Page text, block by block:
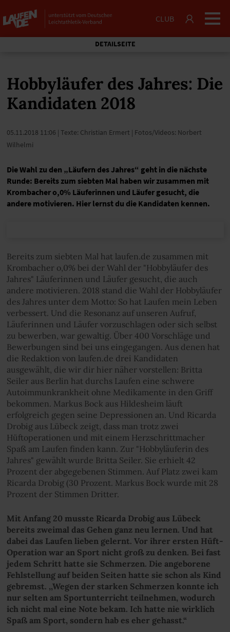
CLUB
DETAILSEITE
Hobbyläufer des Jahres: Die
Kandidaten 2018
05.11.2018 11:06 | Texte: Christian Ermert | Fotos/Videos: Norbert
Wilhelmi
Die Wahl zu den „Läufern des Jahres“ geht in die nächste
Runde: Bereits zum siebten Mal haben wir zusammen mit
Krombacher o,0% Läuferinnen und Läufer gesucht, die
andere motivieren. Hier lernst du die Kandidaten kennen.
Bereits zum siebten Mal hat laufen.de zusammen mit
Krombacher o,0% bei der Wahl der "Hobbyläufer des
Jahres" Läuferinnen und Läufer gesucht, die auch
andere motivieren. 2018 stand die Wahl der Hobbyläufer
des Jahres unter dem Motto: So hat Laufen mein Leben
verbessert. Und die Resonanz auf unseren Aufruf,
Läuferinnen und Läufer vorzuschlagen oder sich selbst
zu bewerben, war gewaltig. Über 400 Vorschläge und
Bewerbungen sind bei uns eingegangen. Aus denen hat
die Redaktion von laufen.de drei Kandidaten
ausgewählt, die wir dir hier näher vorstellen: Britta
Seiler aus Berlin hat durchs Laufen eine schwere
Autoimmunkrankheit ohne Medikamente in den Griff
bekommen. Markus Bock aus Hildesheim läuft
erfolgreich gegen seine Depressionen an. Und Ricarda
Drobig aus Lübeck zeigt, dass man trotz zwei
Hüftoperationen und mit einem Herzschrittmacher
Spaß am Laufen finden kann. Zur "Hobbyläuferin des
Jahres" gewählt wurde Britta Seiler. Sie erhielt 42
Prozent der abgegebenen Stimmen. Auf Platz zwei kam
Ricarda Drobig (30 Prozent. Markus Bock wurde mit 28
Prozent der Stimmen Dritter.
Mit Anfang 20 musste Ricarda Drobig aus Lübeck
bereits zweimal das Gehen ganz neu lernen. Und hat
dabei das Laufen lieben gelernt. Vor ihrer ersten Hüft-
Operation war an Sport nicht groß zu denken. Bei fast
jedem Schritt hatte sie Schmerzen. Die angeborene
Fehlstellung auf beiden Seiten hatte sie schon als Kind
gebremst. ,,Wegen der starken Schmerzen konnte ich
nur selten am Sportunterricht teilnehmen, wodurch
ich nicht mal eine Note bekam. Ich hatte nie wirklich
Spaß am Sport, sondern hab es eher gehasst.“